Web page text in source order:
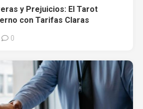
y Prejuicios: El Tarot
con Tarifas Claras
0